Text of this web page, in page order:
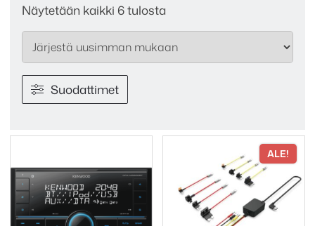
Näytetään kaikki 6 tulosta
by
latest
Suodattimet
ALE!